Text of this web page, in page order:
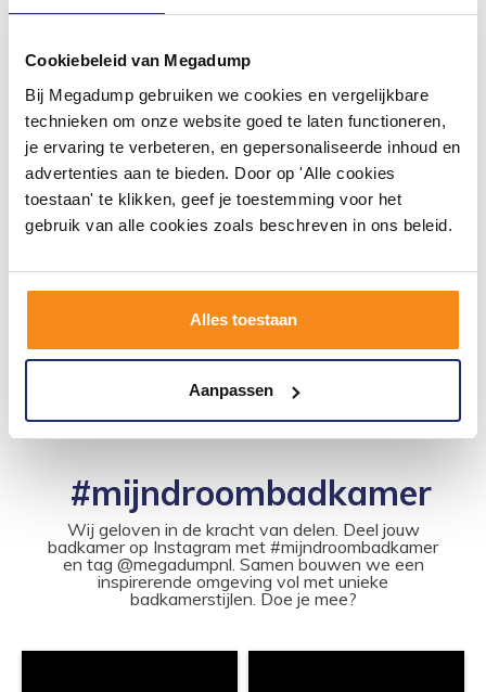
Cookiebeleid van Megadump
Bij Megadump gebruiken we cookies en vergelijkbare
technieken om onze website goed te laten functioneren,
je ervaring te verbeteren, en gepersonaliseerde inhoud en
advertenties aan te bieden. Door op 'Alle cookies
toestaan' te klikken, geef je toestemming voor het
gebruik van alle cookies zoals beschreven in ons beleid.
Alles toestaan
Aanpassen
Badwand Megaline Bibi
Recht 120x140cm 6mm 3-
delig
3 tot 5 Werkdagen
375,00
Meer info
#mijndroombadkamer
Wij geloven in de kracht van delen. Deel jouw
badkamer op Instagram met #mijndroombadkamer
en tag @megadumpnl. Samen bouwen we een
inspirerende omgeving vol met unieke
badkamerstijlen. Doe je mee?